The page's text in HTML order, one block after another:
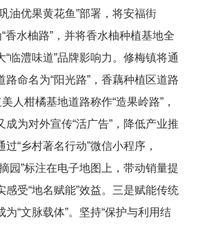
油优果黄花鱼”部署，将安福街
香水柚路”，并将香水柚种植基地全
临澧味道”品牌影响力。修梅镇将通
命名为“阳光路”，香藕种植区道路
人柑橘基地道路称作“造果岭路”，
成为对外宣传“活广告”，降低产业推
“乡村著名行动”微信小程序，
园”标注在电子地图上，带动销量提
感受“地名赋能”效益。三是赋能传统
“文脉载体”。坚持“保护与利用结